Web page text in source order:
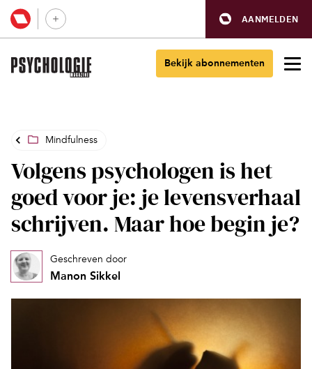
AANMELDEN
Bekijk abonnementen
Mindfulness
Volgens psychologen is het
goed voor je: je levensverhaal
schrijven. Maar hoe begin je?
Geschreven door
Manon Sikkel